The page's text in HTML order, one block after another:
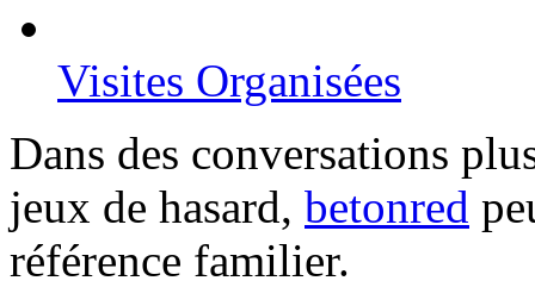
Visites Organisées
Dans des conversations
jeux de hasard, betonred
référence familier.